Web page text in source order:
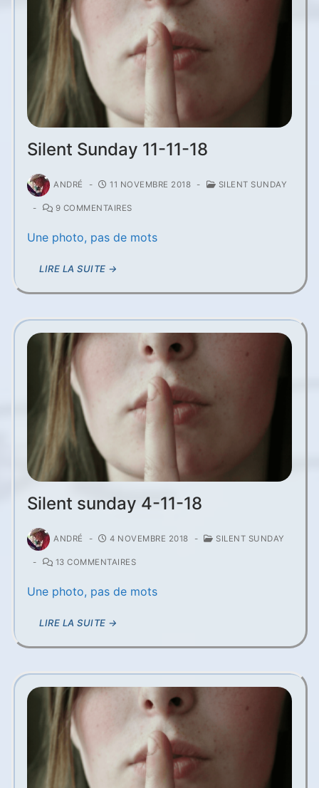
Silent Sunday 11-11-18
ANDRÉ - 11 NOVEMBRE 2018 - SILENT SUNDAY
- 9 COMMENTAIRES
Une photo, pas de mots
LIRE LA SUITE →
Silent sunday 4-11-18
ANDRÉ - 4 NOVEMBRE 2018 - SILENT SUNDAY
- 13 COMMENTAIRES
Une photo, pas de mots
LIRE LA SUITE →